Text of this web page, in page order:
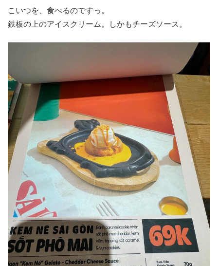
こいつを、食べるのですっ。
鉄板の上のアイスクリーム。しかもチーズソース。